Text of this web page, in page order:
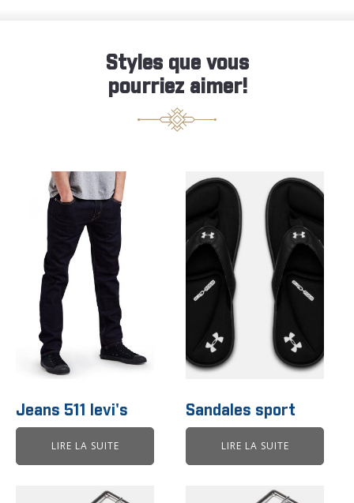
Styles que vous
pourriez aimer!
Jeans 511 levi's
LIRE LA SUITE
Sandales sport
LIRE LA SUITE